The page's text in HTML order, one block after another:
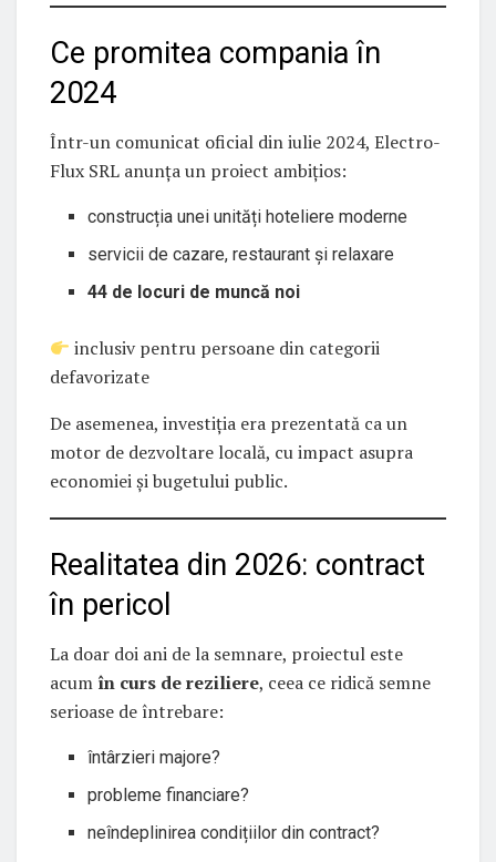
Ce promitea compania în
2024
Într-un comunicat oficial din iulie 2024, Electro-
Flux SRL anunța un proiect ambițios:
construcția unei unități hoteliere moderne
servicii de cazare, restaurant și relaxare
44 de locuri de muncă noi
inclusiv pentru persoane din categorii
defavorizate
De asemenea, investiția era prezentată ca un
motor de dezvoltare locală, cu impact asupra
economiei și bugetului public.
Realitatea din 2026: contract
în pericol
La doar doi ani de la semnare, proiectul este
acum în curs de reziliere, ceea ce ridică semne
serioase de întrebare:
întârzieri majore?
probleme financiare?
neîndeplinirea condițiilor din contract?